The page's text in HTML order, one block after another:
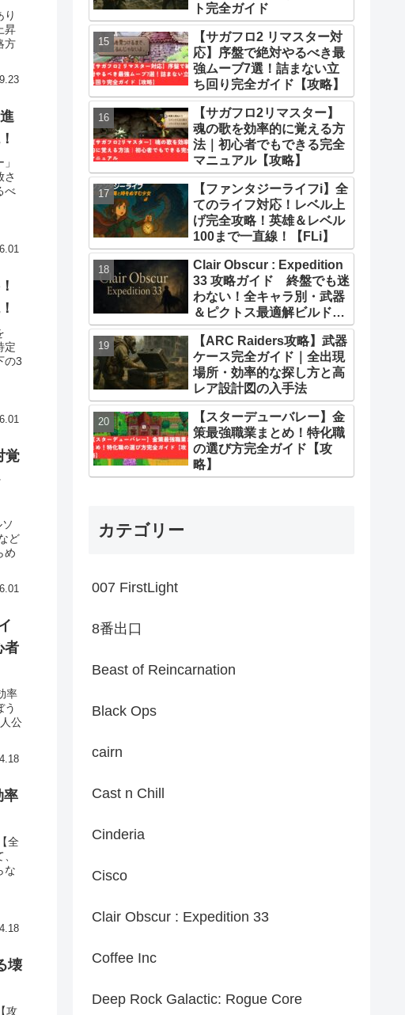
り
昇
方
さ
べ
定
の3
覚
ど
め
者
率
う
公
率
全
な
壊
攻
ト完全ガイド
【サガフロ2 リマスター対
応】序盤で絶対やるべき最
強ムーブ7選！詰まない立
ち回り完全ガイド【攻略】
【サガフロ2リマスター】
魂の歌を効率的に覚える方
法｜初心者でもできる完全
マニュアル【攻略】
【ファンタジーライフi】全
てのライフ対応！レベル上
げ完全攻略！英雄＆レベル
100まで一直線！【FLi】
Clair Obscur : Expedition
33 攻略ガイド 終盤でも迷
わない！全キャラ別・武器
＆ピクトス最適解ビルドま
とめ
【ARC Raiders攻略】武器
ケース完全ガイド｜全出現
場所・効率的な探し方と高
レア設計図の入手法
【スターデューバレー】金
策最強職業まとめ！特化職
の選び方完全ガイド【攻
略】
カテゴリー
007 FirstLight
8番出口
Beast of Reincarnation
Black Ops
cairn
Cast n Chill
Cinderia
Cisco
Clair Obscur : Expedition 33
Coffee Inc
Deep Rock Galactic: Rogue Core